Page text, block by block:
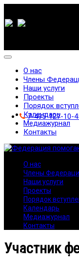
7-495-127-10-
О нас
Члены
Наши услуги
Проекты
Порядок
Календарь
Медиажурнал
Контакты
О нас
Члены
Наши услуги
Проекты
Порядок
Календарь
Медиажурнал
Контакты
Участник
«Ввести в строку